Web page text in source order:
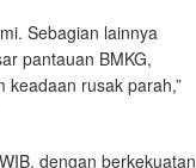
Sebagian lainnya
pantauan BMKG,
keadaan rusak parah,”
dengan berkekuatan